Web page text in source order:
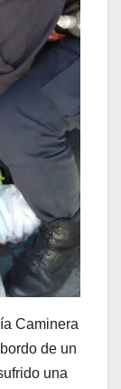
Caminera
de un
una